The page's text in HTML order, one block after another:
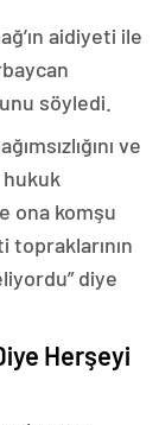
aidiyeti ile
söyledi.
ve
hukuk
ona komşu
diye
Herşeyi